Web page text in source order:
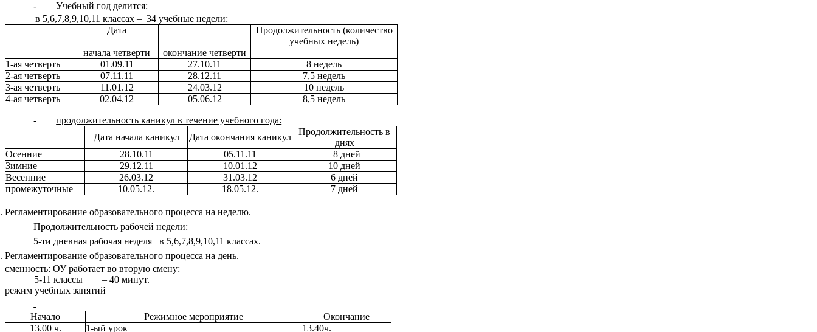
- Учебный год делится:
в 5,6,7,8,9,10,11 классах – 34 учебные недели:
Дата
Продолжительность (количество
учебных недель)
начала четверти
окончание четверти
1-ая четверть
01.09.11 27.10.11
8 недель
2-ая четверть
07.11.11 28.12.11
7,5 недель
3-ая четверть
11.01.12 24.03.12
10 недель
4-ая четверть
02.04.12 05.06.12 8,5 недель
-продолжительность каникул в течение учебного года:
Дата начала каникул
Дата окончания каникул
Продолжительность в
днях
Осенние
28.10.11 05.11.11
8 дней
Зимние
29.12.11 10.01.12
10 дней
Весенние
26.03.12 31.03.12
6 дней
промежуточные
10.05.12. 18.05.12. 7 дней
Регламентирование образовательного процесса на неделю.
Продолжительность рабочей недели:
5-ти дневная рабочая неделя в 5,6,7,8,9,10,11 классах.
Регламентирование образовательного процесса на день.
сменность: ОУ работает во вторую смену:
5-11 классы – 40 минут.
режим учебных занятий
Начало Режимное мероприятие
Окончание
13.00 ч.
1-ый урок
13.40ч.